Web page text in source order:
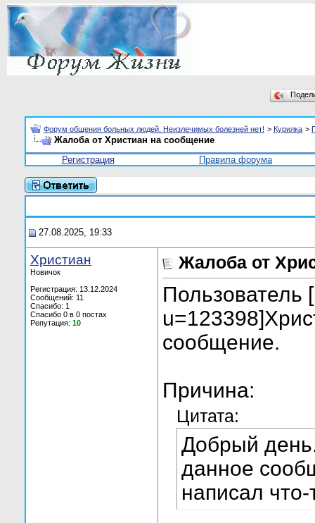
Форум общения больных людей. Неизлечимых болезней нет! > Курилка >
Жалоба от Христиан на сообщение
Регистрация
Правила форума
27.08.2025, 19:33
Христиан
Новичок
Регистрация: 13.12.2024
Сообщений: 11
Спасибо: 1
Спасибо 0 в 0 постах
Репутация: 10
Жалоба от
Пользователь
сообщение.
Причина:
Цитата:
Добрый
данное
написал